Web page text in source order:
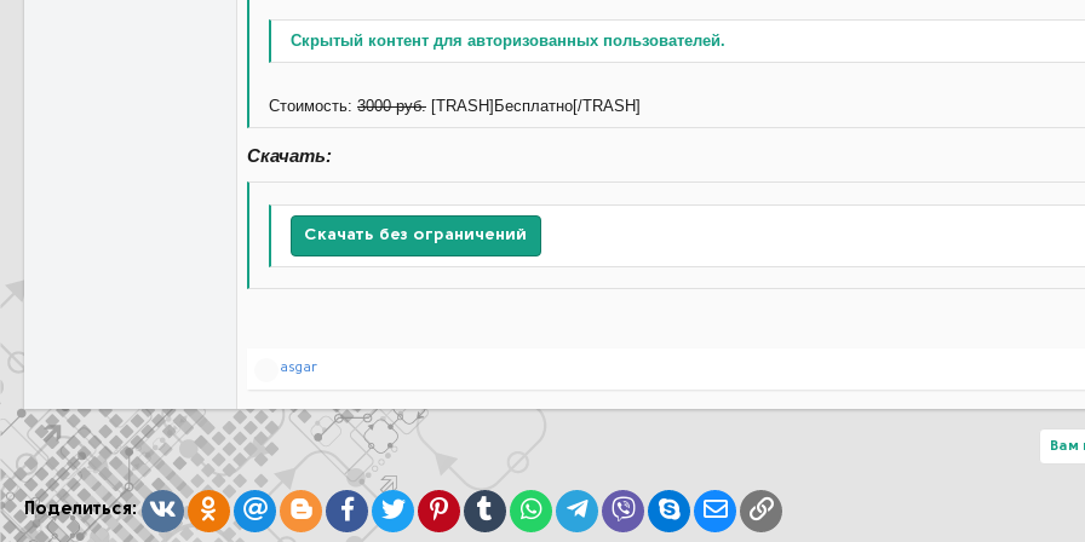
Скрытый контент для авторизованных пользователей.
Стоимость: 3000 руб. [TRASH]Бесплатно[/TRASH]
Скачать:
Скачать без ограничений
Р
к
и
:
asgar
Вам
Поделиться: ВконтактеОдноклассники
Mail.ruBloggerFacebook
TwitterPinterestTumblrWhatsAppTelegram
Viber SkypeЭлектронная почта
Ссылка